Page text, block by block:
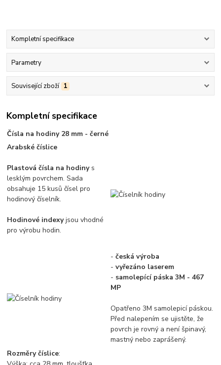
Kompletní specifikace
Parametry
Související zboží 1
Kompletní specifikace
Čísla na hodiny 28 mm - černé
Arabské číslice
Plastová čísla na hodinys
lesklým povrchem. Sada
obsahuje 15 kusů čísel pro
hodinový číselník.
Hodinové indexyjsou vhodné
pro výrobu hodin.
-česká výroba
-vyřezáno laserem
- samolepící páska 3M - 467
MP
Opatřeno 3M samolepicí páskou.
Před nalepením se ujistěte, že
povrch je rovný a není špinavý,
mastný nebo zaprášený.
Rozměry číslice: